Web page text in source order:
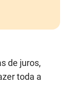
de juros,
toda a